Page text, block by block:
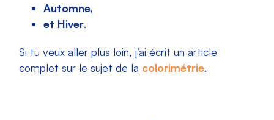
Automne,
et Hiver.
Si tu veux aller plus loin, j’ai écrit un article
complet sur le sujet de la colorimétrie.